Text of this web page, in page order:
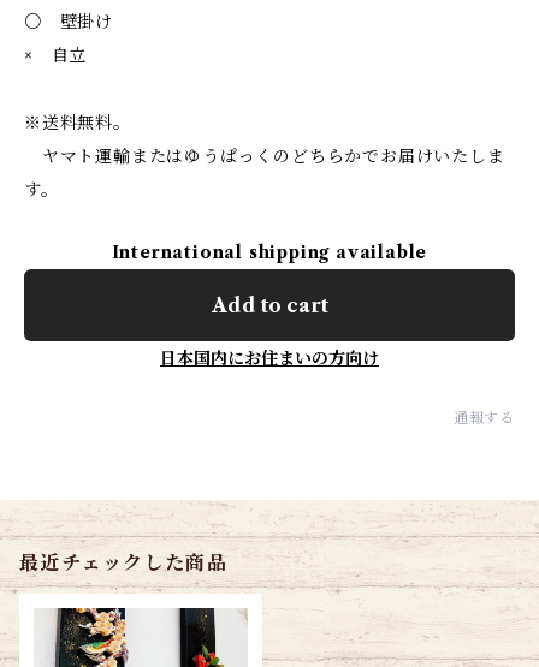
○ 壁掛け
× 自立
※送料無料。
ヤマト運輸またはゆうぱっくのどちらかでお届けいたしま
す。
International shipping available
Add to cart
日本国内にお住まいの方向け
通報する
最近チェックした商品